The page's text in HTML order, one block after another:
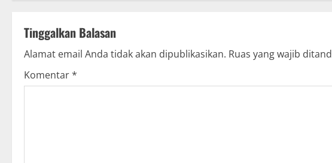
a
v
i
Tinggalkan Balasan
Alamat email Anda tidak akan dipublikasikan. Ruas yang wajib
Komentar*